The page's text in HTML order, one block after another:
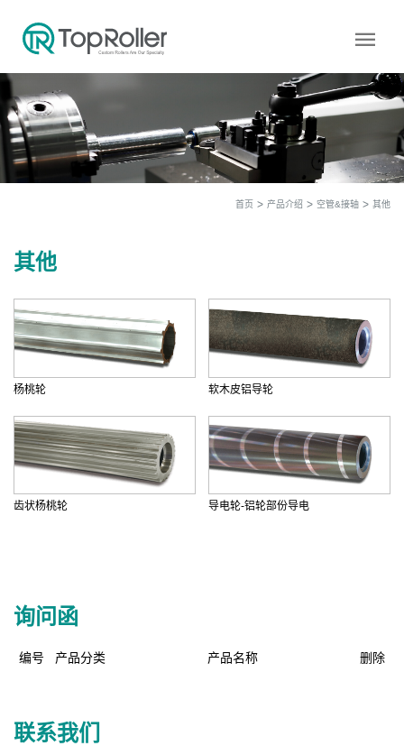
menu
首页 产品介绍 空管&接轴 其他
其他
杨桃轮 软木皮铝导轮
齿状杨桃轮 导电轮-铝轮部份导电
询问函
编号 产品分类 产品名称 删除
联系我们